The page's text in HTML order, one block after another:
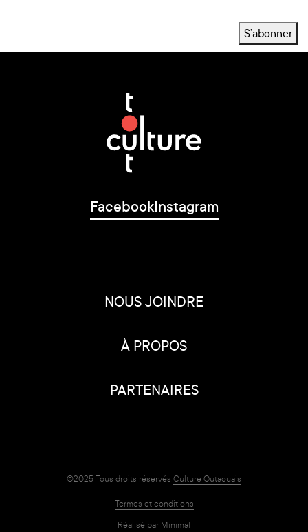
FacebookInstagram
NOUS JOINDRE
À PROPOS
PARTENAIRES
S’abonner
©2025 Tous droits réservés Culture Outaouais
Termes et conditions
Réalisé par Minimal